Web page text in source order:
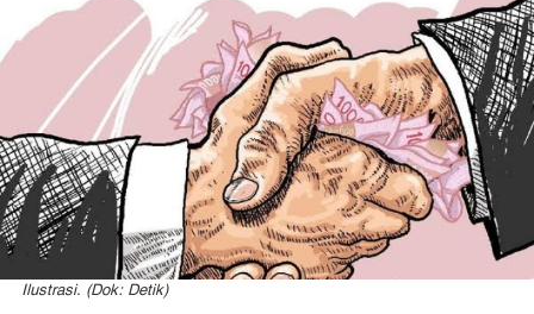
Dugaan
Korupsi
Kuota
Haji
2024
Ilustrasi. (Dok: Detik)